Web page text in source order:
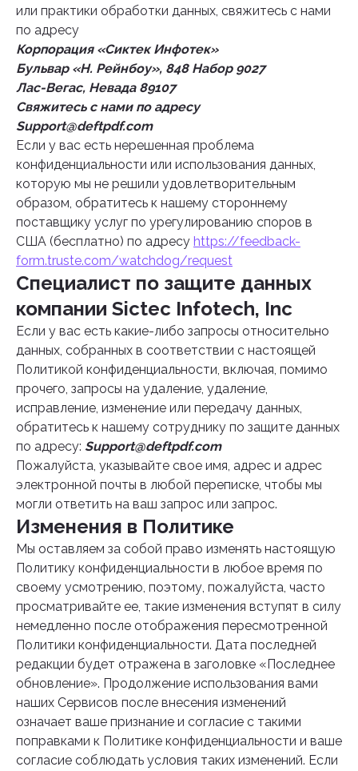
или практики обработки данных, свяжитесь с нами
по адресу
Корпорация «Сиктек Инфотек»
Бульвар «Н. Рейнбоу», 848 Набор 9027
Лас-Вегас, Невада 89107
Свяжитесь с нами по адресу
Support@deftpdf.com
Если у вас есть нерешенная проблема
конфиденциальности или использования данных,
которую мы не решили удовлетворительным
образом, обратитесь к нашему стороннему
поставщику услуг по урегулированию споров в
США (бесплатно) по адресу https://feedback-
form.truste.com/watchdog/request
Специалист по защите данных
компании Sictec Infotech, Inc
Если у вас есть какие-либо запросы относительно
данных, собранных в соответствии с настоящей
Политикой конфиденциальности, включая, помимо
прочего, запросы на удаление, удаление,
исправление, изменение или передачу данных,
обратитесь к нашему сотруднику по защите данных
по адресу: Support@deftpdf.com
Пожалуйста, указывайте свое имя, адрес и адрес
электронной почты в любой переписке, чтобы мы
могли ответить на ваш запрос или запрос.
Изменения в Политике
Мы оставляем за собой право изменять настоящую
Политику конфиденциальности в любое время по
своему усмотрению, поэтому, пожалуйста, часто
просматривайте ее, такие изменения вступят в силу
немедленно после отображения пересмотренной
Политики конфиденциальности. Дата последней
редакции будет отражена в заголовке «Последнее
обновление». Продолжение использования вами
наших Сервисов после внесения изменений
означает ваше признание и согласие с такими
поправками к Политике конфиденциальности и ваше
согласие соблюдать условия таких изменений. Если